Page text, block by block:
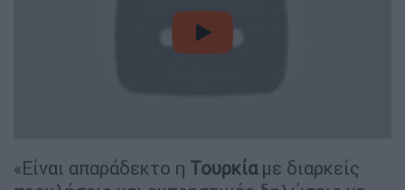
video
«Είναι απαράδεκτο η Τουρκία με διαρκείς